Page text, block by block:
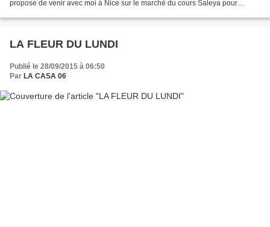
propose de venir avec moi à Nice sur le marché du cours Saleya pour
LA FLEUR DU LUNDI
Publié le 28/09/2015 à 06:50
Par LA CASA 06